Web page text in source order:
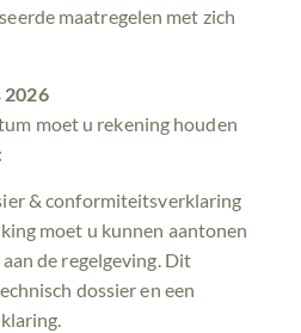
maatregelen met zich
2026
moet u rekening houden
& conformiteitsverklaring
moet u kunnen aantonen
de regelgeving. Dit
dossier en een